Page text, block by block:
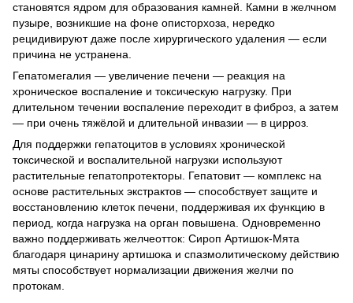
становятся ядром для образования камней. Камни в желчном
пузыре, возникшие на фоне описторхоза, нередко
рецидивируют даже после хирургического удаления — если
причина не устранена.
Гепатомегалия — увеличение печени — реакция на
хроническое воспаление и токсическую нагрузку. При
длительном течении воспаление переходит в фиброз, а затем
— при очень тяжёлой и длительной инвазии — в цирроз.
Для поддержки гепатоцитов в условиях хронической
токсической и воспалительной нагрузки используют
растительные гепатопротекторы. Гепатовит — комплекс на
основе растительных экстрактов — способствует защите и
восстановлению клеток печени, поддерживая их функцию в
период, когда нагрузка на орган повышена. Одновременно
важно поддерживать желчеотток: Сироп Артишок-Мята
благодаря цинарину артишока и спазмолитическому действию
мяты способствует нормализации движения желчи по
протокам.